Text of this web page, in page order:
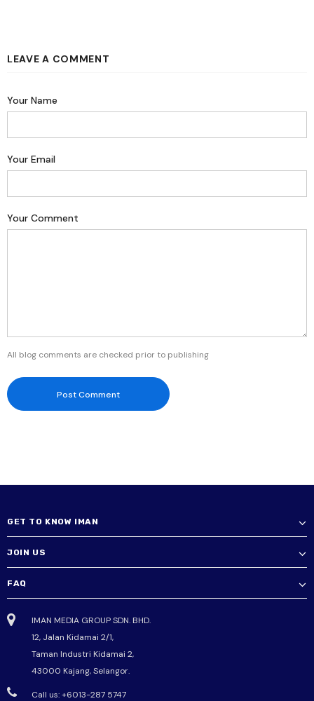
LEAVE A COMMENT
Your Name
Your Email
Your Comment
All blog comments are checked prior to publishing
GET TO KNOW IMAN
JOIN US
FAQ
IMAN MEDIA GROUP SDN. BHD.
12, Jalan Kidamai 2/1,
Taman Industri Kidamai 2,
43000 Kajang, Selangor.
Call us: +6013-287 5747